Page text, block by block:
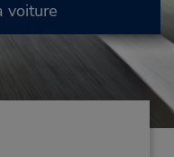
voiture